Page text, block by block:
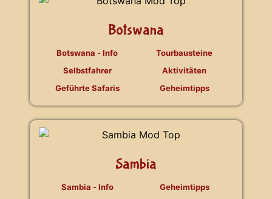
Botswana
Botswana - Info
Selbstfahrer
Geführte Safaris
Tourbausteine
Aktivitäten
Geheimtipps
Sambia
Sambia - Info
Geheimtipps